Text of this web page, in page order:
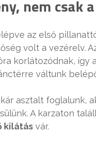
nem csak
az első
volt a vezérelv.
korlátozódnak,
váltunk
asztalt foglalunk,
A karzaton
kilátás vár.